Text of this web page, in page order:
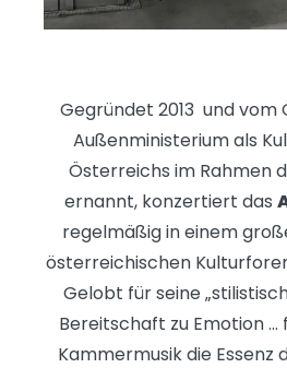
Gegründet 2013 und vom
Außenministerium als
Österreichs im Rahmen
ernannt, konzertiert das
regelmäßig in einem
österreichischen
Gelobt für seine
Bereitschaft zu Emotion ...
Kammermusik die Essenz